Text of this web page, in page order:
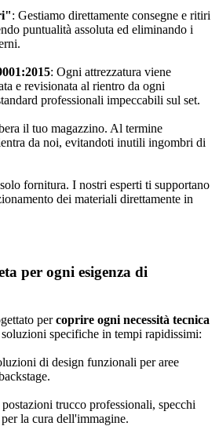
: Gestiamo direttamente consegne e ritiri
puntualità assoluta ed eliminando i
: Ogni attrezzatura viene
e revisionata al rientro da ogni
professionali impeccabili sul set.
il tuo magazzino. Al termine
da noi, evitandoti inutili ingombri di
fornitura. I nostri esperti ti supportano
dei materiali direttamente in
per ogni esigenza di
percoprire ogni necessità tecnica
specifiche in tempi rapidissimi:
di design funzionali per aree
postazioni trucco professionali, specchi
la cura dell'immagine.